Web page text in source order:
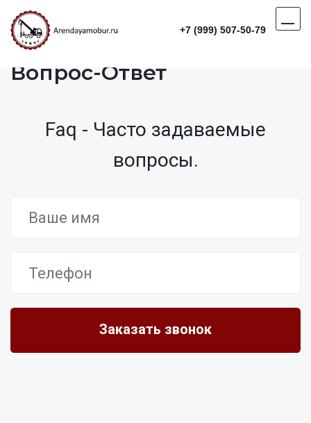
+7 (999) 507-50-79
Вопрос-Ответ
Faq - Часто задаваемые
вопросы.